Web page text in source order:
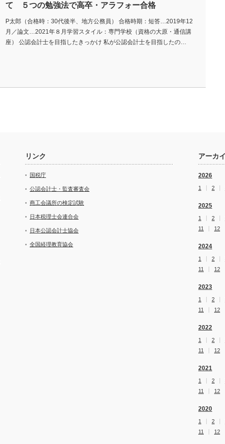
て ５つの勉強法で高卒・アラフォー合格
P太郎（合格時：30代後半、地方公務員） 合格時期：短答…2019年12
月／論文…2021年８月学習スタイル：専門学校（資格の大原・通信講
座） 公認会計士を目指したきっかけ 私が公認会計士を目指したの…
リンク
国税庁
公認会計士・監査審査会
商工会議所の検定試験
日本税理士会連合会
日本公認会計士協会
全国経理教育協会
アーカ
2026
1 2
2025
1 2
11
12
2024
1 2
11
12
2023
1 2
11
12
2022
1 2
11
12
2021
1 2
11
12
2020
1 2
11
12